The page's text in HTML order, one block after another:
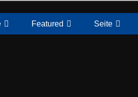
Featured Seite